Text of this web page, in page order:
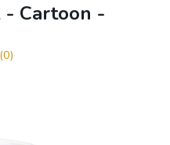
- Cartoon -
(0)